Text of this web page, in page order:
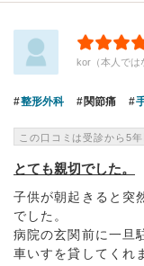
kor（本人では
整形外科 関節痛
この口コミは受診から5
とても親切でした。
子供が朝起きると突
でした。
病院の玄関前に一旦
車いすを貸してくれ